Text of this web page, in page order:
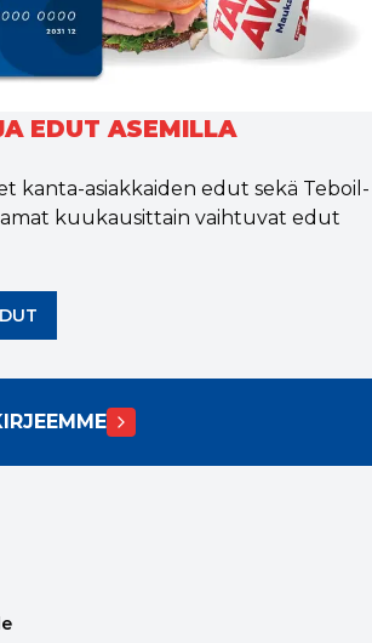
EDUT ASEMILLA
kanta-asiakkaiden edut sekä Teboil-
kuukausittain vaihtuvat edut